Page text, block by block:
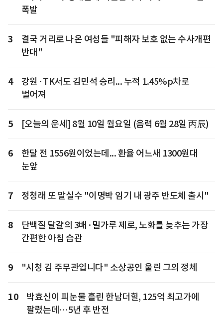
폭발
3
결국 거리로 나온 여성들 "피해자 보호 없는 수사개편
반대"
4
강원·TK서도 김민석 승리... 누적 1.45%p차로
벌어져
5 [오늘의 운세] 8월 10일 월요일 (음력 6월 28일 丙辰)
6
한달 전 1556원이었는데... 환율 어느새 1300원대
눈앞
7 정청래 또 말실수 "이명박 임기 내 광주 반도체 출시"
8
단백질 달걀의 3배·밀가루 제로, 노화를 늦추는 가장
간편한 아침 습관
9 "시청 김 주무관입니다" 소상공인 울린 그의 정체
10
박효신이 피눈물 흘린 한남더힐, 125억 최고가에
팔렸는데…5년 후 반전